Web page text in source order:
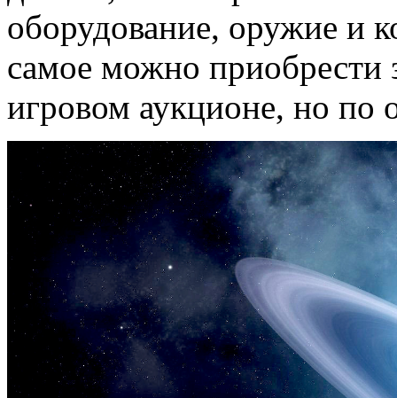
оборудование, оружие и
самое можно приобрести
игровом аукционе, но по